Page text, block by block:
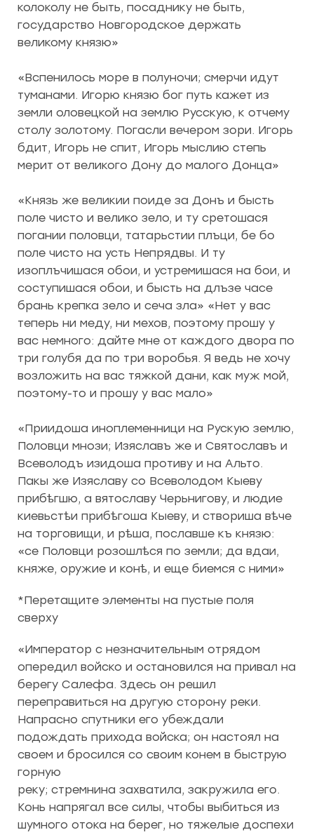
колоколу не быть, посаднику не быть,
государство Новгородское держать
великому князю»
«Вспенилось море в полуночи; смерчи идут
туманами. Игорю князю бог путь кажет из
земли оловецкой на землю Русскую, к отчему
столу золотому. Погасли вечером зори. Игорь
бдит, Игорь не спит, Игорь мыслию степь
мерит от великого Дону до малого Донца»
«Князь же великии поиде за Донъ и бысть
поле чисто и велико зело, и ту сретошася
погании половци, татарьстии плъци, бе бо
поле чисто на усть Непрядвы. И ту
изоплъчишася обои, и устремишася на бои, и
соступишася обои, и бысть на длъзе часе
брань крепка зело и сеча зла» «Нет у вас
теперь ни меду, ни мехов, поэтому прошу у
вас немного: дайте мне от каждого двора по
три голубя да по три воробья. Я ведь не хочу
возложить на вас тяжкой дани, как муж мой,
поэтому-то и прошу у вас мало»
«Приидоша иноплеменници на Рускую землю,
Половци мнози; Изяславъ же и Святославъ и
Всеволодъ изидоша противу и на Альто.
Пакы же Изяславу со Всеволодом Кыеву
прибѣгшю, а вятославу Черьнигову, и людие
киевьстѣи прибѣгоша Кыеву, и створиша вѣче
на торговищи, и рѣша, пославше къ князю:
«се Половци розошлѣся по земли; да вдаи,
княже, оружие и конѣ, и еще биемся с ними»
*Перетащите элементы на пустые поля
сверху
«Император с незначительным отрядом
опередил войско и остановился на привал на
берегу Салефа. Здесь он решил
переправиться на другую сторону реки.
Напрасно спутники его убеждали
подождать прихода войска; он настоял на
своем и бросился со своим конем в быструю
горную
реку; стремнина захватила, закружила его.
Конь напрягал все силы, чтобы выбиться из
шумного отока на берег, но тяжелые доспехи